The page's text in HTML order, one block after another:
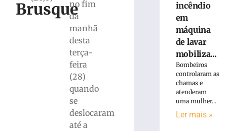
Brusqueno fim
da
manhã
desta
terça-
feira
(28)
quando
se
deslocaram
até a
Trabalhador
terceirizado
incêndio
em
máquina
de lavar
mobiliza...
Bombeiros
controlaram as
chamas e
atenderam
uma mulher...
Ler mais »